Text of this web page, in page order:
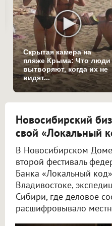
Скрытая камера на
пляже Крыма: Что люди
вытворяют, когда их не
видят...
Новосибирский
свой «Локальный
В Новосибирском
второй фестиваль
Банка «Локальный
Владивостоке,
Сибири, где деловое
расшифровывало